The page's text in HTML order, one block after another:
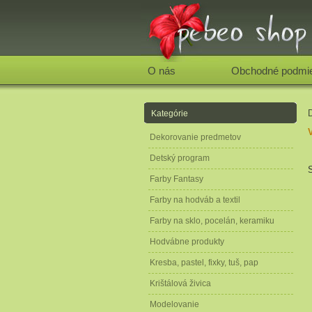
Pebeo - Magic colours
O nás Obchodné
Kategórie
Dekorovanie predmetov
Detský program
Farby Fantasy
Farby na hodváb a textil
Farby na sklo, pocelán, keramiku
Hodvábne produkty
Kresba, pastel, fixky, tuš, pap
Krištálová živica
Modelovanie